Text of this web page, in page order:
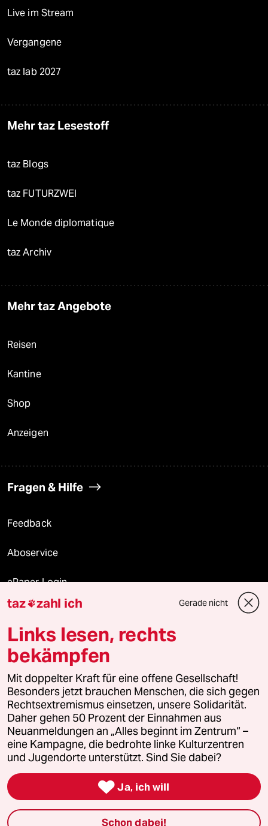
Live im Stream
Vergangene
taz lab 2027
Mehr taz Lesestoff
taz Blogs
taz FUTURZWEI
Le Monde diplomatique
taz Archiv
Mehr taz Angebote
Reisen
Kantine
Shop
Anzeigen
Fragen & Hilfe
Feedback
Aboservice
ePaper Login
Downloads für Abonnierende
© 2026 taz Verlags und Vertriebs GmbH
Alle Rechte vorbehalten. Bei rechtlichen Fragen oder für Genehmigungen
wenden Sie sich bitte an lizenzen@taz.de
Feedback Redaktionsstatut Kommune-Richtlinien
Leitlinie Informant Datenschutz Impressum AGB
Seitenwende Einwilligungen widerrufen (Ads)
taz zahl ich Gerade nicht
Links lesen, rechts
bekämpfen
Mit doppelter Kraft für eine offene Gesellschaft!
Besonders jetzt brauchen Menschen, die sich gegen
Rechtsextremismus einsetzen, unsere Solidarität.
Daher gehen 50 Prozent der Einnahmen aus
Neuanmeldungen an „Alles beginnt im Zentrum“ –
eine Kampagne, die bedrohte linke Kulturzentren
und Jugendorte unterstützt. Sind Sie dabei?
 Ja, ich will
Schon dabei!